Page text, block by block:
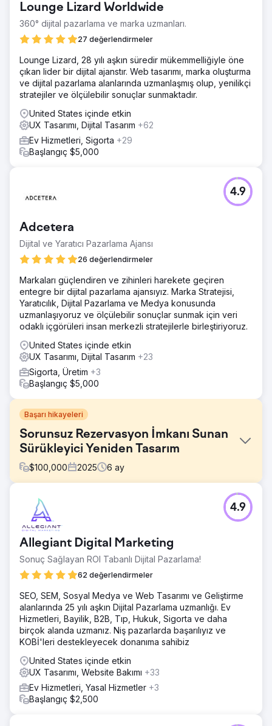
Lounge Lizard Worldwide
360° dijital pazarlama ve marka uzmanları.
27 değerlendirmeler
Lounge Lizard, 28 yılı aşkın süredir mükemmelliğiyle öne
çıkan lider bir dijital ajanstır. Web tasarımı, marka oluşturma
ve dijital pazarlama alanlarında uzmanlaşmış olup, yenilikçi
stratejiler ve ölçülebilir sonuçlar sunmaktadır.
United States içinde etkin
UX Tasarımı, Dijital Tasarım +62
Ev Hizmetleri, Sigorta +29
Başlangıç $5,000
Adcetera
Dijital ve Yaratıcı Pazarlama Ajansı
26 değerlendirmeler
4.9
Markaları güçlendiren ve zihinleri harekete geçiren
entegre bir dijital pazarlama ajansıyız. Marka Stratejisi,
Yaratıcılık, Dijital Pazarlama ve Medya konusunda
uzmanlaşıyoruz ve ölçülebilir sonuçlar sunmak için veri
odaklı içgörüleri insan merkezli stratejilerle birleştiriyoruz.
United States içinde etkin
UX Tasarımı, Dijital Tasarım +23
Sigorta, Üretim +3
Başlangıç $5,000
Başarı hikayeleri
Sorunsuz Rezervasyon İmkanı Sunan
Sürükleyici Yeniden Tasarım
$100,000 2025 6 ay
Meydan Okuma
Colorado Rafting, rezervasyonu hızlı ve sezgisel hale
getiren modern, sürükleyici bir siteye ihtiyaç duyuyordu.
Eski deneyim, kullanıcıları temel işlevleri (takvim, haritalar,
rezervasyon) yerine getirmek için alt sayfalar arasında
geçiş yapmaya zorlayan parçalı bir yolculuk yaratıyordu.
Ayrıca, mobil kullanılabilirliği veya performansı olumsuz
etkilemeden daha zengin görseller ve etkileşimlere de
ihtiyaç duyuyorlardı.
Çözüm
Lounge Lizard, atölye çalışmaları/canlı oturumlar ve
haftalık kontroller düzenledi, ardından Adobe XD ve
Slickplan gibi araçlar kullanarak UX/UI ve site yapısını
yeniden oluşturdu. Masaüstü ve mobil cihazlar için
optimize edilmiş özel animasyonlar ve yüksek kaliteli
videolar ekledik ve satın alma sürecini kolaylaştırmak için
Ventrata rezervasyon sistemini sorunsuz bir şekilde
entegre ettik.
Allegiant Digital Marketing
Sonuç Sağlayan ROI Tabanlı Dijital Pazarlama!
62 değerlendirmeler
4.9
SEO, SEM, Sosyal Medya ve Web Tasarımı ve Geliştirme
alanlarında 25 yılı aşkın Dijital Pazarlama uzmanlığı. Ev
Hizmetleri, Bayilik, B2B, Tıp, Hukuk, Sigorta ve daha
birçok alanda uzmanız. Niş pazarlarda başarılıyız ve
KOBİ'leri destekleyecek donanıma sahibiz
United States içinde etkin
UX Tasarımı, Website Bakımı +33
Ev Hizmetleri, Yasal Hizmetler +3
Başlangıç $2,500